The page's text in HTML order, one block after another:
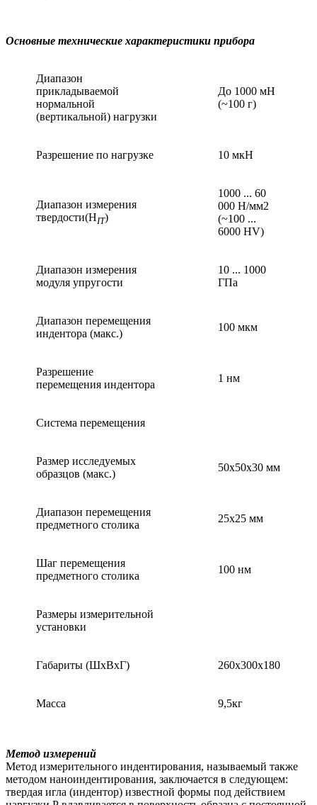
Основные технические характеристики прибора
Диапазон
прикладываемой
нормальной
(вертикальной) нагрузки
До 1000 мН
(~100 г)
Разрешение по нагрузке 10 мкН
Диапазон измерения
твердости(HIT)
1000 ... 60
000 Н/мм2
(~100 ...
6000 HV)
Диапазон измерения
модуля упругости
10 ... 1000
ГПа
Диапазон перемещения
индентора (макс.)
100 мкм
Разрешение
перемещения индентора
1 нм
Система перемещения
Размер исследуемых
образцов (макс.)
50х50х30 мм
Диапазон перемещения
предметного столика
25х25 мм
Шаг перемещения
предметного столика
100 нм
Размеры измерительной
установки
Габариты (ШхВхГ) 260х300х180
Масса 9,5кг
Метод измерений
Метод измерительного индентирования, называемый также
методом наноиндентирования, заключается в следующем:
твердая игла (индентор) известной формы под действием